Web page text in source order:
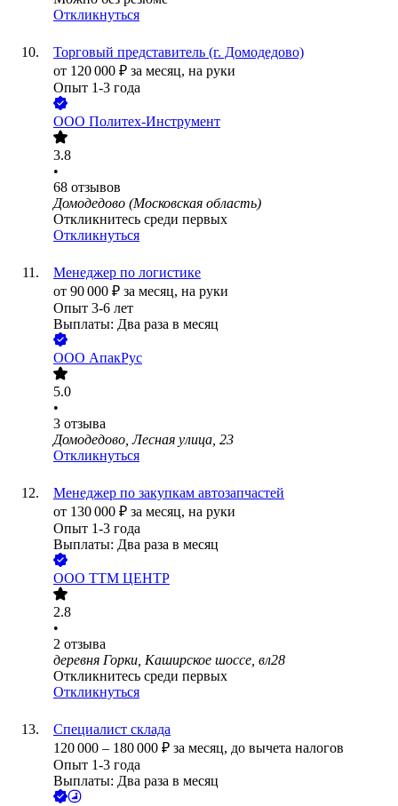
Откликнуться
Торговый представитель (г. Домодедово)
от 120 000 ₽ за месяц, на руки
Опыт 1-3 года
ООО Политех-Инструмент
3.8
•
68 отзывов
Домодедово (Московская область)
Откликнитесь среди первых
Откликнуться
Менеджер по логистике
от 90 000 ₽ за месяц, на руки
Опыт 3-6 лет
Выплаты: Два раза в месяц
ООО АпакРус
5.0
•
3 отзыва
Домодедово, Лесная улица, 23
Откликнуться
Менеджер по закупкам автозапчастей
от 130 000 ₽ за месяц, на руки
Опыт 1-3 года
Выплаты: Два раза в месяц
ООО ТТМ ЦЕНТР
2.8
•
2 отзыва
деревня Горки, Каширское шоссе, вл28
Откликнитесь среди первых
Откликнуться
Специалист склада
120 000 – 180 000 ₽ за месяц, до вычета налогов
Опыт 1-3 года
Выплаты: Два раза в месяц